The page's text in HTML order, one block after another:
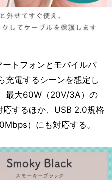
トフォンとモバイルバ
充電するシーンを想定し
最大60W（20V/3A）の
するほか、USB 2.0規格
）にも対応する。